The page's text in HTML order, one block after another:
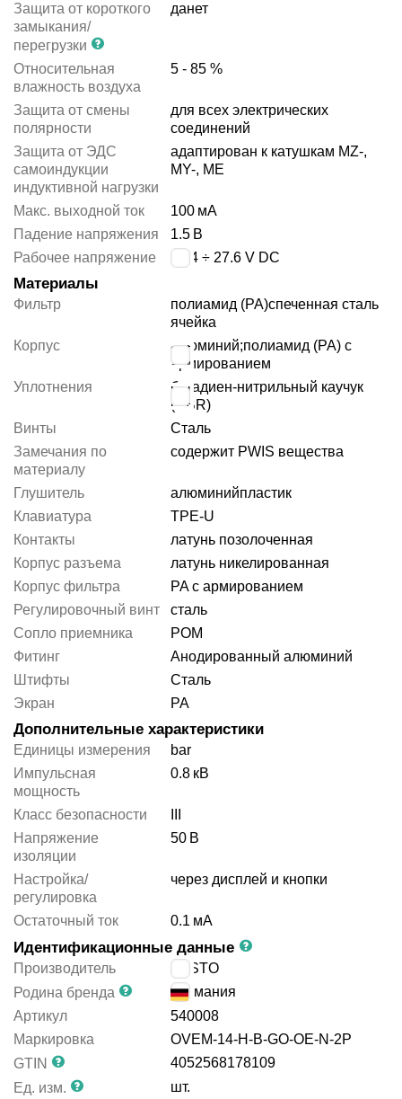
Защита от короткого
замыкания/
перегрузки
данет
Относительная
влажность воздуха
5 - 85 %
Защита от смены
полярности
для всех электрических
соединений
Защита от ЭДС
самоиндукции
индуктивной нагрузки
адаптирован к катушкам MZ-,
MY-, ME
Макс. выходной ток 100 мА
Падение напряжения
1.5 В
Рабочее напряжение
20.4 ÷ 27.6 V DC
Материалы
Фильтр полиамид (PA)спеченная сталь
ячейка
Корпус
алюминий;полиамид (PA) с
армированием
Уплотнения
бутадиен-нитрильный каучук
(NBR)
Винты
Сталь
Замечания по
материалу
содержит PWIS вещества
Глушитель алюминийпластик
Клавиатура
TPE-U
Контакты
латунь позолоченная
Корпус разъема
латунь никелированная
Корпус фильтра
PA с армированием
Регулировочный винт
сталь
Сопло приемника
POM
Фитинг
Анодированный алюминий
Штифты
Сталь
Экран
PA
Дополнительные характеристики
Единицы измерения
bar
Импульсная
мощность
0.8 кВ
Класс безопасности
Напряжение
изоляции
50 В
Настройка/
регулировка
через дисплей и кнопки
Остаточный ток 0.1 мА
Идентификационные данные
Производитель
FESTO
Родина бренда
Германия
Артикул
540008
Маркировка
OVEM-14-H-B-GO-OE-N-2P
GTIN
4052568178109
Ед. изм.
шт.